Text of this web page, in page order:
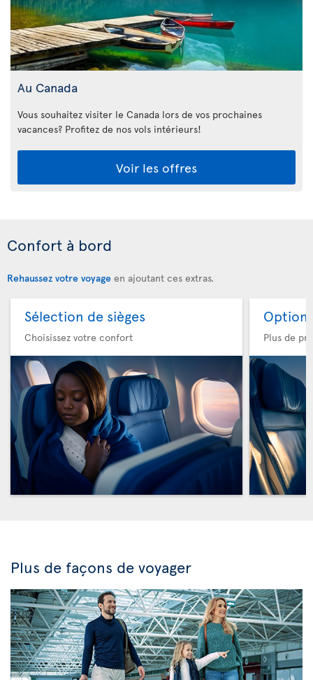
Au Canada
Vous souhaitez visiter le Canada lors de vos prochaines
vacances? Profitez de nos vols intérieurs!
Voir les offres
Confort à bord
Rehaussez votre voyage en ajoutant ces extras.
Sélection de sièges
Choisissez votre confort
Option
Plus de
Plus de façons de voyager